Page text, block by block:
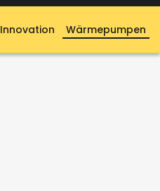
Innovation Wärmepumpen